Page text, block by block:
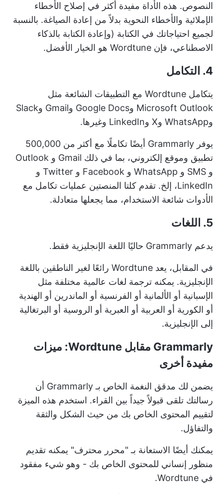
النصوص. هذه الأداة مفيدة أكثر في إصلاح الأخطاء
الإملائية والأخطاء النحوية بدلاً من إعادة الصياغة. بالنسبة
لجميع احتياجاتك في الكتابة (وإعادة الكتابة بالذكاء
الاصطناعي، فإن Wordtune هو الخيار الأفضل.
4. التكامل
يتكامل Wordtune مع التطبيقات الشائعة مثل
Microsoft Outlook وGoogle Docs وGmail وSlack
وWhatsApp وX وLinkedIn وغيرها.
يوفر Grammarly أيضًا تكاملًا مع أكثر من 500,000
تطبيق وموقع إلكتروني، بما في ذلك Gmail و Outlook
و SMS و WhatsApp و Facebook و Twitter و
LinkedIn، إلخ. تقدم كلتا المنصتين عمليات تكامل مع
الأدوات شائعة الاستخدام، مما يجعلها متعادلة.
5. اللغات
يدعم Grammarly حاليًا اللغة الإنجليزية فقط.
في المقابل، يعد Wordtune رائعًا لغير الناطقين باللغة
الإنجليزية. يمكنه ترجمة لغات عالمية مختلفة مثل
الإسبانية أو الألمانية أو الفرنسية أو الماندرين أو الهندية
أو الكورية أو العربية أو العبرية أو الروسية أو البرتغالية
إلى الإنجليزية.
Grammarly مقابل Wordtune: ميزات
مفيدة أخرى
يضمن لك مدقق النغمة الخاص بـ Grammarly أن
رسالتك تلقى قبولاً جيداً بين القراء. استخدم هذه الميزة
لتقييم المحتوى الخاص بك من حيث الشكل والثقة
والتفاؤل.
يمكنك أيضًا الاستعانة بـ "محرر محترف" يمكنه تقديم
منظور إنساني للمحتوى الخاص بك - وهو شيء مفقود
في Wordtune.